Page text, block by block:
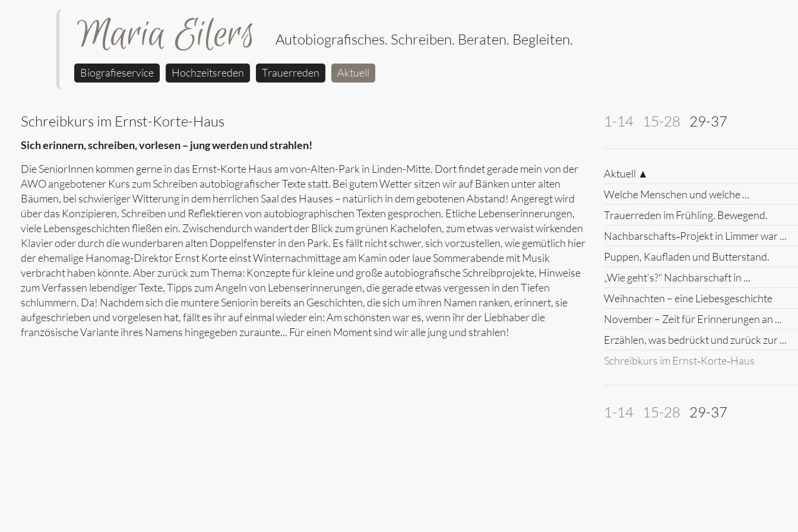
Biografieservice Hochzeitsreden Trauerreden Aktuell
Schreibkurs im Ernst-Korte-Haus
Sich erinnern, schreiben, vorlesen – jung werden und strahlen!
Die SeniorInnen kommen gerne in das Ernst-Korte Haus am von-Alten-Park in Linden-Mitte. Dort findet gerade mein von der
AWO angebotener Kurs zum Schreiben autobiografischer Texte statt. Bei gutem Wetter sitzen wir auf Bänken unter alten
Bäumen, bei schwieriger Witterung in dem herrlichen Saal des Hauses – natürlich in dem gebotenen Abstand! Angeregt wird
über das Konzipieren, Schreiben und Reflektieren von autobiographischen Texten gesprochen. Etliche Lebenserinnerungen,
viele Lebensgeschichten fließen ein. Zwischendurch wandert der Blick zum grünen Kachelofen, zum etwas verwaist wirkenden
Klavier oder durch die wunderbaren alten Doppelfenster in den Park. Es fällt nicht schwer, sich vorzustellen, wie gemütlich hier
der ehemalige Hanomag-Direktor Ernst Korte einst Winternachmittage am Kamin oder laue Sommerabende mit Musik
verbracht haben könnte. Aber zurück zum Thema: Konzepte für kleine und große autobiografische Schreibprojekte, Hinweise
zum Verfassen lebendiger Texte, Tipps zum Angeln von Lebenserinnerungen, die gerade etwas vergessen in den Tiefen
schlummern. Da! Nachdem sich die muntere Seniorin bereits an Geschichten, die sich um ihren Namen ranken, erinnert, sie
aufgeschrieben und vorgelesen hat, fällt es ihr auf einmal wieder ein: Am schönsten war es, wenn ihr der Liebhaber die
französische Variante ihres Namens hingegeben zuraunte... Für einen Moment sind wir alle jung und strahlen!
1-14 15-28 29-37
Aktuell ▲
Welche Menschen und welche ...
Trauerreden im Frühling. Bewegend.
Nachbarschafts‑Projekt in Limmer war ...
Puppen, Kaufladen und Butterstand.
„Wie geht‘s?“ Nachbarschaft in ...
Weihnachten – eine Liebesgeschichte
November – Zeit für Erinnerungen an ...
Erzählen, was bedrückt und zurück zur ...
Schreibkurs im Ernst‑Korte‑Haus
1-14 15-28 29-37
Maria Eilers Autobiografisches. Schreiben. Beraten. Begleiten.